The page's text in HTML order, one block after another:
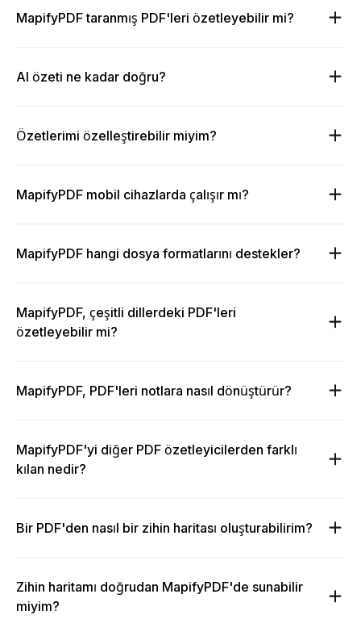
MapifyPDF taranmış PDF'leri özetleyebilir mi?
AI özeti ne kadar doğru?
Özetlerimi özelleştirebilir miyim?
MapifyPDF mobil cihazlarda çalışır mı?
MapifyPDF hangi dosya formatlarını destekler?
MapifyPDF, çeşitli dillerdeki PDF'leri
özetleyebilir mi?
MapifyPDF, PDF'leri notlara nasıl dönüştürür?
MapifyPDF'yi diğer PDF özetleyicilerden farklı
kılan nedir?
Bir PDF'den nasıl bir zihin haritası oluşturabilirim?
Zihin haritamı doğrudan MapifyPDF'de sunabilir
miyim?